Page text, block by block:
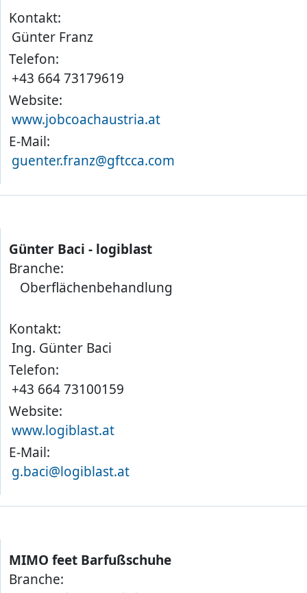
Kontakt:
Günter Franz
Telefon:
+43 664 73179619
Website:
www.jobcoachaustria.at
E-Mail:
guenter.franz@gftcca.com
Günter Baci - logiblast
Branche:
Oberflächenbehandlung
Kontakt:
Ing. Günter Baci
Telefon:
+43 664 73100159
Website:
www.logiblast.at
E-Mail:
g.baci@logiblast.at
MIMO feet Barfußschuhe
Branche: